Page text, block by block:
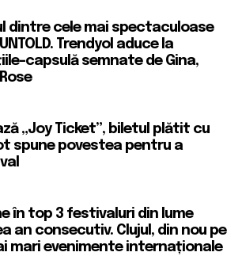
dintre cele mai spectaculoase
Trendyol aduce la
capsulă semnate de Gina,
„Joy Ticket”, biletul plătit cu
spune povestea pentru a
în top 3 festivaluri din lume
an consecutiv. Clujul, din nou pe
mari evenimente internaționale